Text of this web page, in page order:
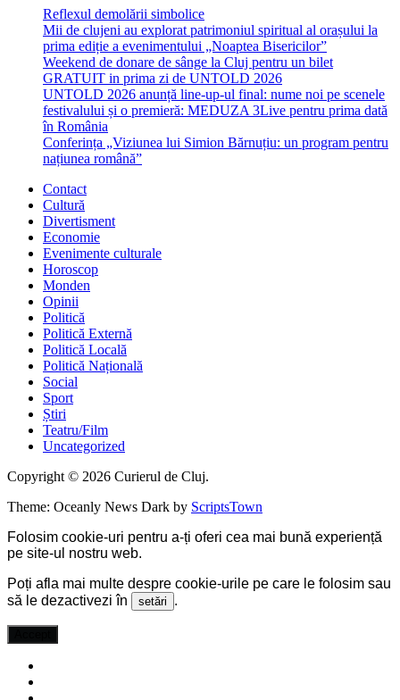
Reflexul demolării simbolice
Mii de clujeni au explorat patrimoniul spiritual al orașului la
prima ediție a evenimentului „Noaptea Bisericilor”
Weekend de donare de sânge la Cluj pentru un bilet
GRATUIT in prima zi de UNTOLD 2026
UNTOLD 2026 anunță line-up-ul final: nume noi pe scenele
festivalului și o premieră: MEDUZA 3Live pentru prima dată
în România
Conferința „Viziunea lui Simion Bărnuțiu: un program pentru
națiunea română”
Contact
Cultură
Divertisment
Economie
Evenimente culturale
Horoscop
Monden
Opinii
Politică
Politică Externă
Politică Locală
Politică Națională
Social
Sport
Știri
Teatru/Film
Uncategorized
Copyright © 2026 Curierul de Cluj.
Theme: Oceanly News Dark by ScriptsTown
Folosim cookie-uri pentru a-ți oferi cea mai bună experiență
pe site-ul nostru web.
Poți afla mai multe despre cookie-urile pe care le folosim sau
să le dezactivezi în
setări .